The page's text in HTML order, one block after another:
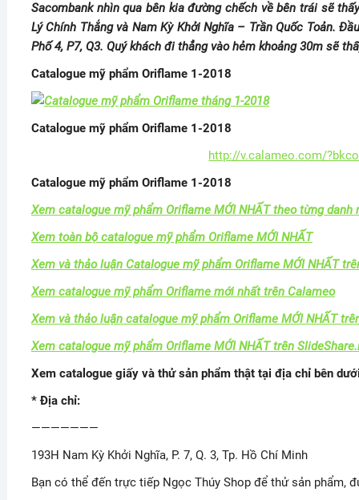
Sacombank nhìn qua bên kia đường chếch về bên trái sẽ
Lý Chính Thắng và Nam Kỳ Khởi Nghĩa – Trần Quốc Toản.
Phố 4, P7, Q3. Quý khách đi thẳng vào hẻm khoảng 30m sẽ
Catalogue mỹ phẩm Oriflame 1-2018
Catalogue mỹ phẩm Oriflame 1-2018
http://v.calameo.com/
Catalogue mỹ phẩm Oriflame 1-2018
Xem catalogue mỹ phẩm Oriflame MỚI NHẤT theo từng danh
Xem toàn bộ catalogue mỹ phẩm Oriflame MỚI NHẤT
Xem và thảo luận Catalogue mỹ phẩm Oriflame MỚI NHẤT
Xem catalogue mỹ phẩm Oriflame mới nhất trên Calameo
Xem và thảo luận catalogue mỹ phẩm Oriflame MỚI NHẤT
Xem catalogue mỹ phẩm Oriflame MỚI NHẤT trên
Xem catalogue giấy và thử sản phẩm thật tại địa chỉ bên
* Địa chỉ:
———————
193H Nam Kỳ Khởi Nghĩa, P. 7, Q. 3, Tp. Hồ Chí Minh
Bạn có thể đến trực tiếp Ngọc Thúy Shop để thử sản phẩm,